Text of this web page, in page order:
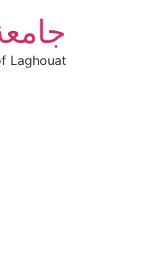
Laghouat